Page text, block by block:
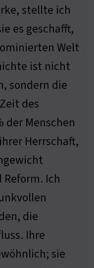
stellte ich
es geschafft,
Welt
ist nicht
sondern die
des
Menschen
Herrschaft,
Ich
die
Ihre
sie